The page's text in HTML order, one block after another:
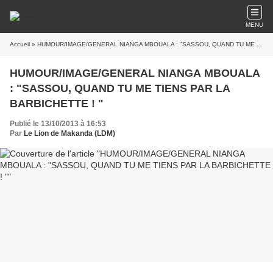
MENU
Accueil » HUMOUR/IMAGE/GENERAL NIANGA MBOUALA : "SASSOU, QUAND TU ME TIENS PAR LA BARBICHETTE ! "
HUMOUR/IMAGE/GENERAL NIANGA MBOUALA
: "SASSOU, QUAND TU ME TIENS PAR LA
BARBICHETTE ! "
Publié le 13/10/2013 à 16:53
Par Le Lion de Makanda (LDM)